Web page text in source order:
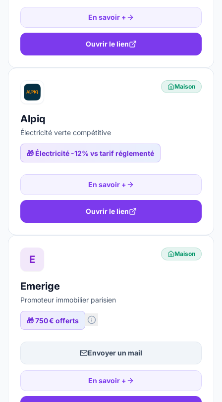
En savoir +
Ouvrir le lien
Maison
Alpiq
Électricité verte compétitive
🎁 Électricité -12% vs tarif réglementé
En savoir +
Ouvrir le lien
E Maison
Emerige
Promoteur immobilier parisien
🎁750 € offerts
Envoyer un mail
En savoir +